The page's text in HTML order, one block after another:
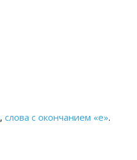
, слова с окончанием «е».